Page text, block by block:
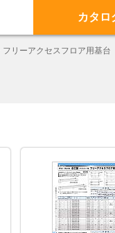
カタロ
フリーアクセスフロア用基台